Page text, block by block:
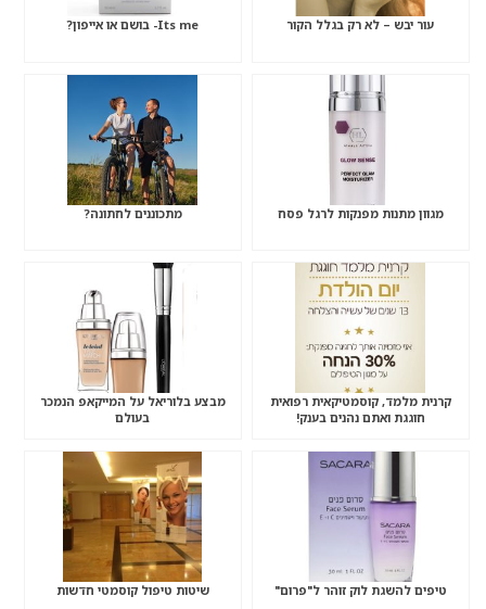
עור יבש – לא רק בגלל הקור Its me- בושם או אייפון?
מגוון מתנות מפנקות לרגל פסח מתכוננים לחתונה?
קרנית מלמד, קוסמטיקאית רפואית
חוגגת ואתם נהנים בענק!
מבצע בלוריאל על המייקאפ הנמכר
בעולם
טיפים להשגת לוק זוהר ל"פרום" שיטות טיפול קוסמטי חדשות